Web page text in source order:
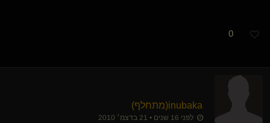
0
inubaka​(מתחלף)
לפני 16 שנים • 21 בדצמ׳ 2010